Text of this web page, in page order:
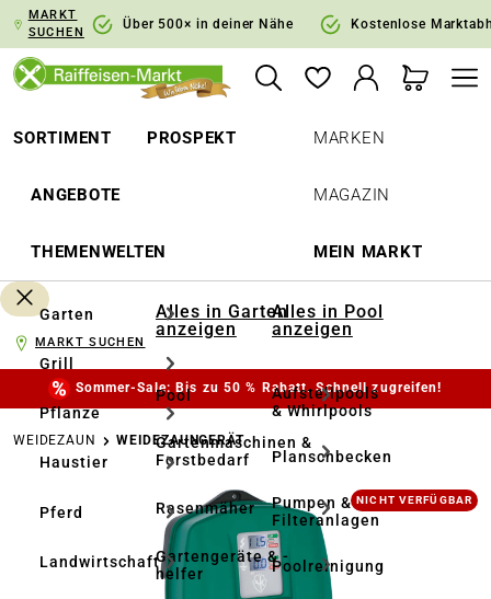
Zur Hauptnavigation springen
MARKT
SUCHEN
Über 500× in deiner Nähe Kostenlose
SORTIMENT PROSPEKT
ANGEBOTE
THEMENWELTEN
MARKEN
MAGAZIN
MEIN MARKT
Garten
Grill
Pflanze
Haustier
Pferd
Landwirtschaft
Alles in Garten
anzeigen
Pool
Gartenmaschinen &
Forstbedarf
Rasenmäher
Gartengeräte & -
helfer
Alles in Pool
anzeigen
Aufstellpools
& Whirlpools
Planschbecken
Pumpen &
Filteranlagen
Poolreinigung
MARKT SUCHEN
Sommer-Sale: Bis zu 50 % Rabatt. Schnell zugreifen!
WEIDEZAUN WEIDEZAUNGERÄT
Bildergalerie überspringen NICHT VERFÜGBAR